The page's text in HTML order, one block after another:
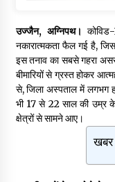
3
मक्सी
3
दतिया
उज्जैन, अग्निपथ।
नकारात्मकता फैल गई है,
इस तनाव का सबसे गहरा
बीमारियों से ग्रस्त होकर
से, जिला अस्पताल में लगभग
भी 17 से 22 साल की
क्षेत्रों से सामने आए।
खबर